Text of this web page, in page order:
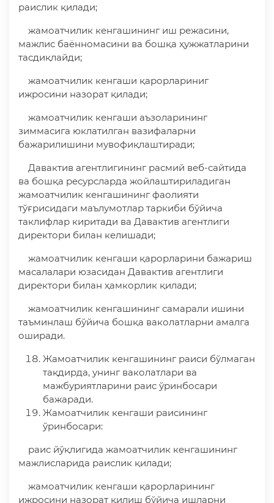
раислик қилади;
жамоатчилик кенгашининг иш режасини,
мажлис баённомасини ва бошқа ҳужжатларини
тасдиқлайди;
жамоатчилик кенгаши қарорлариниг
ижросини назорат қилади;
жамоатчилик кенгаши аъзоларининг
зиммасига юклатилган вазифаларни
бажарилишини мувофиқлаштиради;
Давактив агентлигининг расмий веб-сайтида
ва бошқа ресурсларда жойлаштириладиган
жамоатчилик кенгашининг фаолияти
тўғрисидаги маълумотлар таркиби бўйича
таклифлар киритади ва Давактив агентлиги
директори билан келишади;
жамоатчилик кенгаши қарорларини бажариш
масалалари юзасидан Давактив агентлиги
директори билан ҳамкорлик қилади;
жамоатчилик кенгашининг самарали ишини
таъминлаш бўйича бошқа ваколатларни амалга
оширади.
Жамоатчилик кенгашининг раиси бўлмаган
тақдирда, унинг ваколатлари ва
мажбуриятларини раис ўринбосари
бажаради.
Жамоатчилик кенгаши раисининг
ўринбосари:
раис йўқлигида жамоатчилик кенгашининг
мажлисларида раислик қилади;
жамоатчилик кенгаши қарорларининг
ижросини назорат қилиш бўйича ишларни